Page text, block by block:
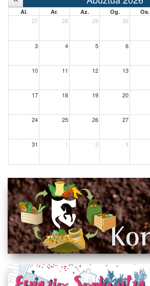
Al. Ar. Az. Og. Os.
27 28 29 30
3 4 5 6
10 11 12 13
17 18 19 20
24 25 26 27
31 1 2 3